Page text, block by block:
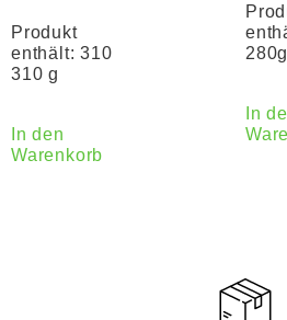
Produkt
enthält: 310
310 g
In den
Warenkorb
280g
In